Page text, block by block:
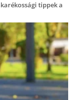
tippek a